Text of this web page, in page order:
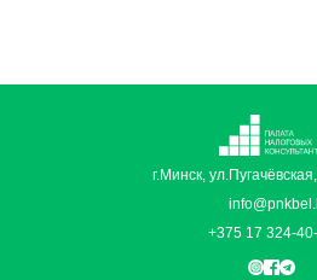
г.Минск,
+375 17 324-